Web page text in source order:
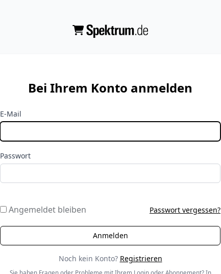
Bei Ihrem Konto anmelden
E-Mail
Passwort
Angemeldet bleiben Passwort vergessen?
Noch kein Konto? Registrieren